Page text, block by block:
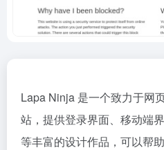
Lapa Ninja 是一个致力于网
站，提供登录界面、移动端
等丰富的设计作品，可以帮